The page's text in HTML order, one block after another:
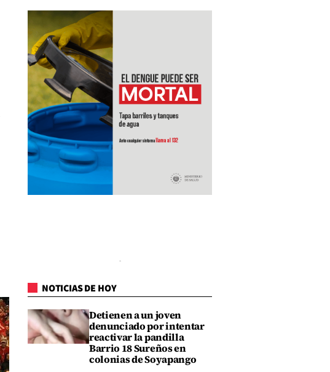
NOTICIAS DE HOY
Detienen a un joven
denunciado por intentar
reactivar la pandilla
Barrio 18 Sureños en
colonias de Soyapango